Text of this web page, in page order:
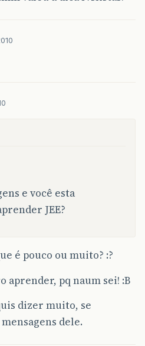
e você esta
JEE?
é pouco ou muito? :?
aprender, pq naum sei! :B
dizer muito, se
dele.